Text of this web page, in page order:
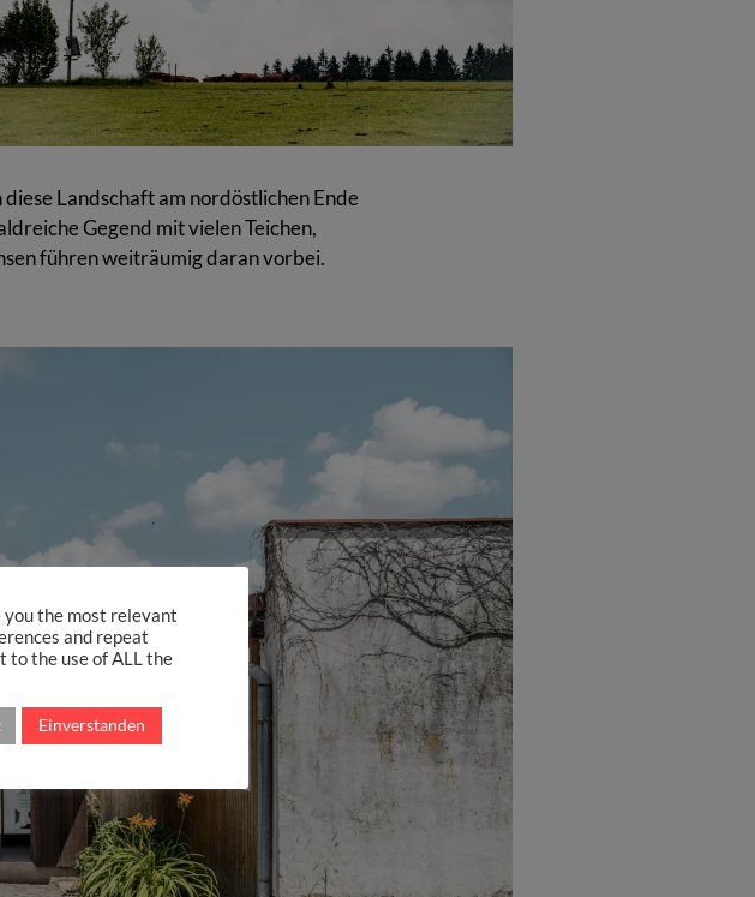
Landschaft am nordöstlichen Ende
Gegend mit vielen Teichen,
führen weiträumig daran vorbei.
you the most relevant
and repeat
to the use of ALL the
Einverstanden